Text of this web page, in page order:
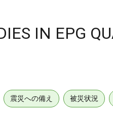
IN EPG
震災への備え 被災状況